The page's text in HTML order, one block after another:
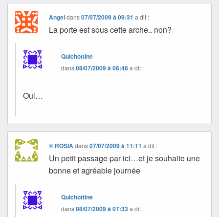
Angeldans07/07/2009 à 09:31 a dit :
La porte est sous cette arche.. non?
Quichottine
dans08/07/2009 à 06:46a dit :
Oui…
© ROSIA dans07/07/2009 à 11:11 a dit :
Un petit passage par ici…et je souhaite une
bonne et agréable journée
Quichottine
dans08/07/2009 à 07:33a dit :